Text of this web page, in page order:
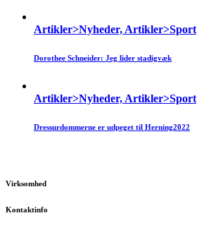
Artikler>Nyheder, Artikler>Sport
Dorothee Schneider: Jeg lider stadigvæk
Artikler>Nyheder, Artikler>Sport
Dressurdommerne er udpeget til Herning2022
Virksomhed
Kontaktinfo